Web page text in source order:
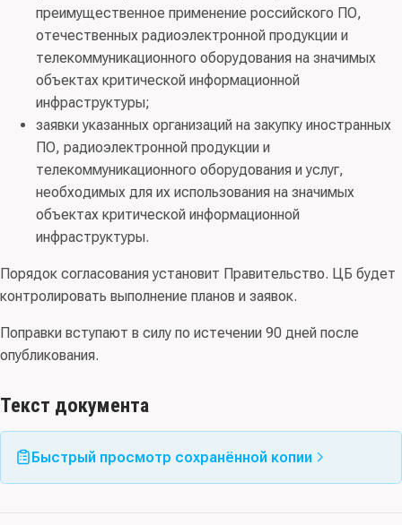
преимущественное применение российского ПО,
отечественных радиоэлектронной продукции и
телекоммуникационного оборудования на значимых
объектах критической информационной
инфраструктуры;
заявки указанных организаций на закупку иностранных
ПО, радиоэлектронной продукции и
телекоммуникационного оборудования и услуг,
необходимых для их использования на значимых
объектах критической информационной
инфраструктуры.
Порядок согласования установит Правительство. ЦБ будет
контролировать выполнение планов и заявок.
Поправки вступают в силу по истечении 90 дней после
опубликования.
Текст документа
Быстрый просмотр сохранённой копии